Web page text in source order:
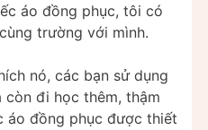
áo đồng phục, tôi có
trường với mình.
nó, các bạn sử dụng
đi học thêm, thậm
áo đồng phục được thiết